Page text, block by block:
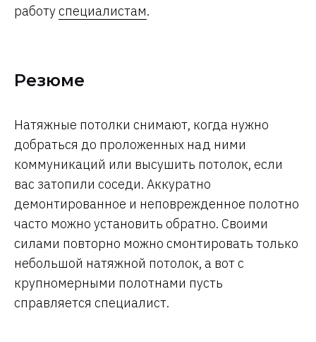
работуспециалистам.
Резюме
Натяжные потолки снимают, когда нужно
добраться до проложенных над ними
коммуникаций или высушить потолок, если
вас затопили соседи. Аккуратно
демонтированное и неповрежденное полотно
часто можно установить обратно. Своими
силами повторно можно смонтировать только
небольшой натяжной потолок, а вот с
крупномерными полотнами пусть
справляется специалист.